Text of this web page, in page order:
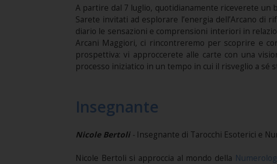
A partire dal 7 luglio, quotidianamente riceverete un
Sarete invitati ad esplorare l’energia dell’Arcano
diario le sensazioni e comprensioni interiori in
Arcani Maggiori, ci rincontreremo per scoprire e
prospettiva: vi approccerete alle carte con una
processo iniziatico in un tempo in cui il risveglio a sé
Insegnante
Nicole Bertoli - Insegnante di Tarocchi Esoterici e
Nicole Bertoli si approccia al mondo della